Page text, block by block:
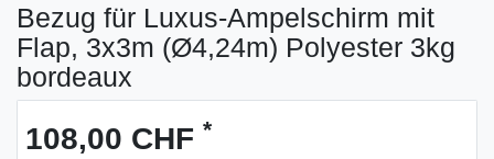
Bezug für Luxus-Ampelschirm mit
Flap, 3x3m (Ø4,24m) Polyester 3kg
bordeaux
108,00 CHF *